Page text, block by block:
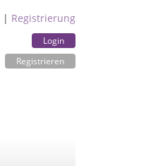
| Registrierung
Login
Registrieren